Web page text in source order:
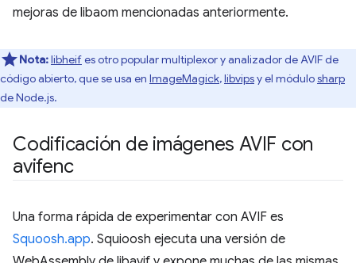
mejoras de libaom mencionadas anteriormente.
Nota:libheifes otro popular multiplexor y analizador de AVIF de
código abierto, que se usa en ImageMagick,libvipsy el módulosharp
de Node.js.
Codificación de imágenes AVIF con
avifenc
Una forma rápida de experimentar con AVIF es
Squoosh.app. Squioosh ejecuta una versión de